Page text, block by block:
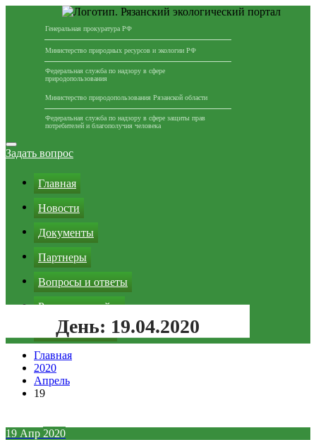
Генеральная прокуратура РФ
Министерство природных ресурсов и экологии РФ
Федеральная служба по надзору в сфере
природопользования
Министерство природопользования Рязанской области
Федеральная служба по надзору в сфере защиты прав
потребителей и благополучия человека
Перейти
к
Задать вопрос
Главная
Новости
Документы
Партнеры
Вопросы и ответы
Реклама на сайте
Зеленая кнопка
День: 19.04.2020
Главная
2020
Апрель
19
19 Апр 2020